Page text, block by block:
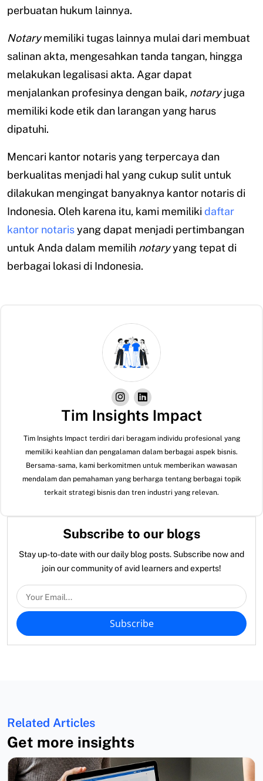
perbuatan hukum lainnya.
Notarymemiliki tugas lainnya mulai dari membuat
salinan akta, mengesahkan tanda tangan, hingga
melakukan legalisasi akta. Agar dapat
menjalankan profesinya dengan baik, notaryjuga
memiliki kode etik dan larangan yang harus
dipatuhi.
Mencari kantor notaris yang terpercaya dan
berkualitas menjadi hal yang cukup sulit untuk
dilakukan mengingat banyaknya kantor notaris di
Indonesia. Oleh karena itu, kami memiliki daftar
kantor notarisyang dapat menjadi pertimbangan
untuk Anda dalam memilih notaryyang tepat di
berbagai lokasi di Indonesia.
Tim Insights Impact
Tim Insights Impact terdiri dari beragam individu profesional yang
memiliki keahlian dan pengalaman dalam berbagai aspek bisnis.
Bersama-sama, kami berkomitmen untuk memberikan wawasan
mendalam dan pemahaman yang berharga tentang berbagai topik
terkait strategi bisnis dan tren industri yang relevan.
Subscribe to our blogs
Stay up-to-date with our daily blog posts. Subscribe now and
join our community of avid learners and experts!
Subscribe
Related Articles
Get more insights